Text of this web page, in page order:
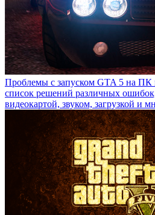
Проблемы с запуском GTA 5 на
список решений различных
видеокартой, звуком, загрузкой и